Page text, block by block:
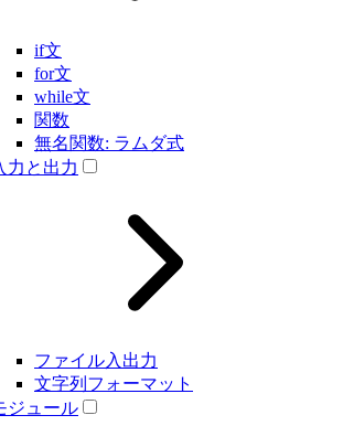
if文
for文
while文
関数
無名関数: ラムダ式
力と出力
ファイル入出力
文字列フォーマット
ジュール